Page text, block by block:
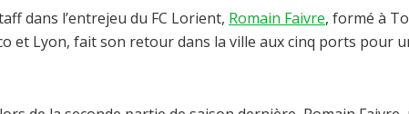
dans l’entrejeu du FC Lorient, Romain Faivre, formé à
et Lyon, fait son retour dans la ville aux cinq ports pour